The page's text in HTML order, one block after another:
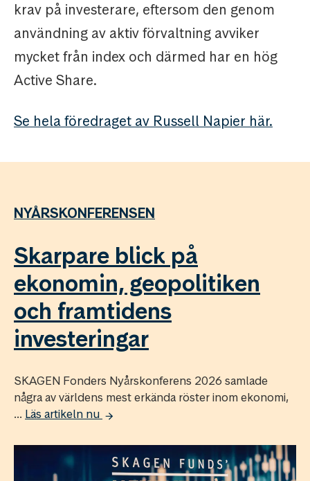
krav på investerare, eftersom den genom
användning av aktiv förvaltning avviker
mycket från index och därmed har en hög
Active Share.
Se hela föredraget av Russell Napier här.
NYÅRSKONFERENSEN
Skarpare blick på
ekonomin, geopolitiken
och framtidens
investeringar
SKAGEN Fonders Nyårskonferens 2026 samlade
några av världens mest erkända röster inom ekonomi,
... Läs artikeln nu